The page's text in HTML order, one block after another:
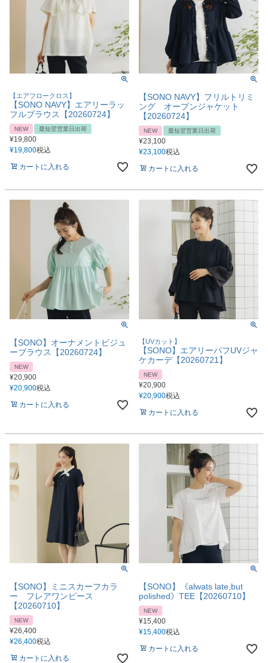
【エアフロークロス】
【SONO NAVY】エアリーラッ
フルブラウス【20260724】
NEW 最短翌営業日出荷
¥19,800
¥19,800税込
カートに入れる
【SONO NAVY】フリルトリミ
ング オープンジャケット
【20260724】
NEW 最短翌営業日出荷
¥23,100
¥23,100税込
カートに入れる
【SONO】オーナメントビジュ
ーブラウス【20260724】
NEW
¥20,900
¥20,900税込
カートに入れる
【UVカット】
【SONO】エアリーパフUVジャ
ケカーデ【20260721】
NEW
¥20,900
¥20,900税込
カートに入れる
【SONO】ミニスカーフカラ
ー フレアワンピース
【20260710】
NEW
¥26,400
¥26,400税込
カートに入れる
【SONO】《alwats late,but
polished》TEE【20260710】
NEW
¥15,400
¥15,400税込
カートに入れる